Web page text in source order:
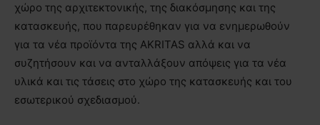
χώρο της αρχιτεκτονικής, της διακόσμησης και της
κατασκευής, που παρευρέθηκαν για να ενημερωθούν
για τα νέα προϊόντα της AKRITAS αλλά και να
συζητήσουν και να ανταλλάξουν απόψεις για τα νέα
υλικά και τις τάσεις στο χώρο της κατασκευής και του
εσωτερικού σχεδιασμού.